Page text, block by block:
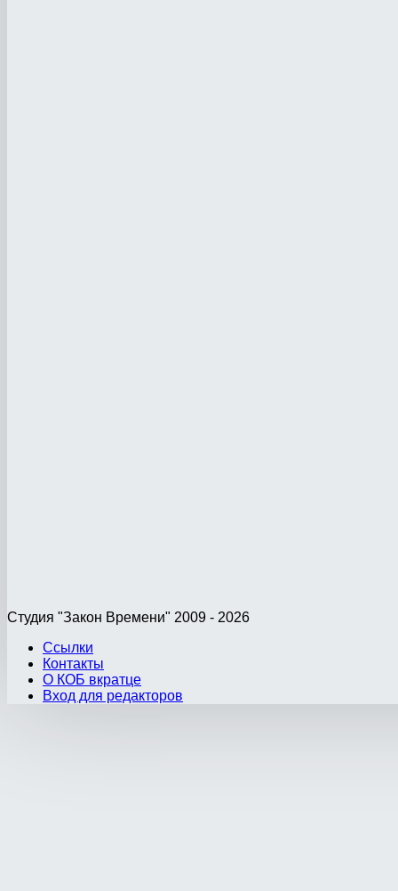
Студия "Закон Времени" 2009 - 2026
Ссылки
Контакты
О КОБ вкратце
Вход для редакторов